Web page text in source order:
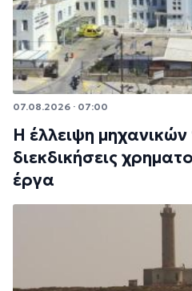
07.08.2026 · 07:00
Η έλλειψη
διεκδικήσεις
έργα